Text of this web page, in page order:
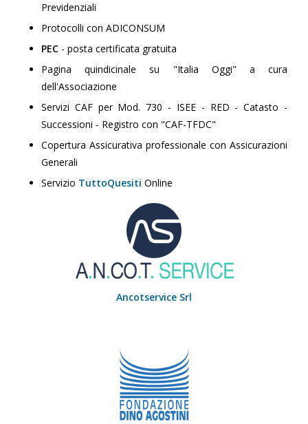
Previdenziali
Protocolli con ADICONSUM
PEC - posta certificata gratuita
Pagina quindicinale su "Italia Oggi" a cura
dell'Associazione
Servizi CAF per Mod. 730 - ISEE - RED - Catasto -
Successioni - Registro con "CAF-TFDC"
Copertura Assicurativa professionale con Assicurazioni
Generali
Servizio TuttoQuesiti Online
Ancotservice Srl